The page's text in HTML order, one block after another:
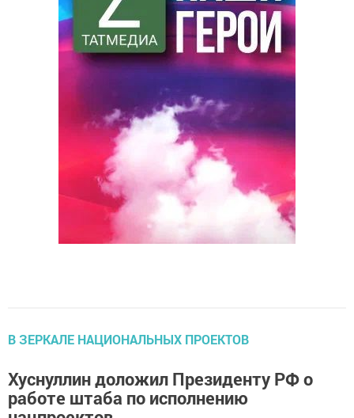
В ЗЕРКАЛЕ НАЦИОНАЛЬНЫХ ПРОЕКТОВ
Хуснуллин доложил Президенту РФ о
работе штаба по исполнению